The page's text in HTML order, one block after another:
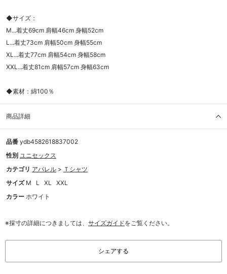
◆サイズ：
M...着丈69cm 肩幅46cm 身幅52cm
L...着丈73cm 肩幅50cm 身幅55cm
XL...着丈77cm 肩幅54cm 身幅58cm
XXL...着丈81cm 肩幅57cm 身幅63cm
◆素材：綿100％
商品詳細
品番 ydb4582618837002
性別 ユニセックス
カテゴリ アパレル > Ｔシャツ
サイズ M L XL XXL
カラー ホワイト
※採寸の詳細につきましては、 サイズガイドをご覧ください。
シェアする